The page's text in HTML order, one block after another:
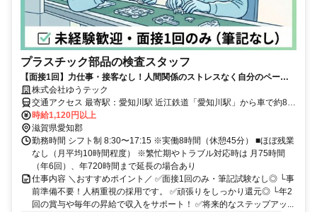
プラスチック部品の検査スタッフ
【面接1回】力仕事・接客なし！人間関係のストレスなく自分のペース
で働けます。 土日休み・年休120日・昇給・賞与年2回。安心して長く
働ける好待遇◎
株式会社ゆうテック
交通アクセス 最寄駅：愛知川駅 近江鉄道「愛知川駅」から車で約8分
（徒歩30分） ■マイカー通勤OK ■無料駐車場あり
時給1,120円以上
滋賀県愛知郡
勤務時間 シフト制 8:30〜17:15 ※実働8時間（休憩45分） ■ほぼ残業
なし（月平均10時間程度） ※繁忙期やトラブル対応時は 月75時間
（年6回）、年720時間まで延長の場合あり
仕事内容 ＼おすすめポイント／ ✅面接1回のみ・筆記試験なし◎ └事
前準備不要！人柄重視の採用です。 ✅頑張りをしっかり還元◎ └年2
回の賞与や毎年の昇給で収入をサポート！ ✅将来的なステップアッ...